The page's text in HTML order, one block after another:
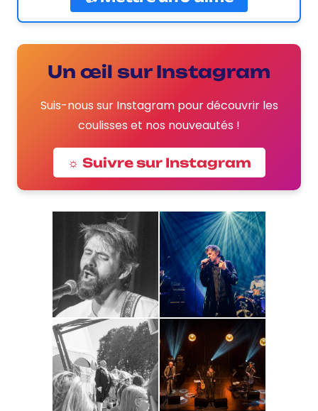
Un œil sur Instagram
Suis-nous sur Instagram pour découvrir les
coulisses et nos nouveautés !
☼ Suivre sur Instagram